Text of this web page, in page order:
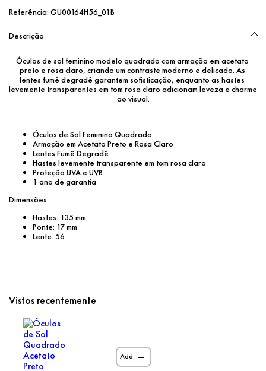
Referência: GU00164H56_01B
Descrição
Óculos de sol feminino modelo quadrado com armação em acetato
preto e rosa claro, criando um contraste moderno e delicado. As
lentes fumê degradê garantem sofisticação, enquanto as hastes
levemente transparentes em tom rosa claro adicionam leveza e charme
ao visual.
Óculos de Sol Feminino Quadrado
Armação em Acetato Preto e Rosa Claro
Lentes Fumê Degradê
Hastes levemente transparente em tom rosa claro
Proteção UVA e UVB
1 ano de garantia
Dimensões:
Hastes: 135 mm
Ponte: 17 mm
Lente: 56
Vistos recentemente
Add